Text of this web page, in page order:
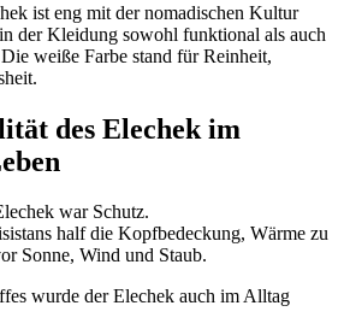
ist eng mit der nomadischen Kultur
der Kleidung sowohl funktional als auch
weiße Farbe stand für Reinheit,
des Elechek im
war Schutz.
half die Kopfbedeckung, Wärme zu
Sonne, Wind und Staub.
wurde der Elechek auch im Alltag